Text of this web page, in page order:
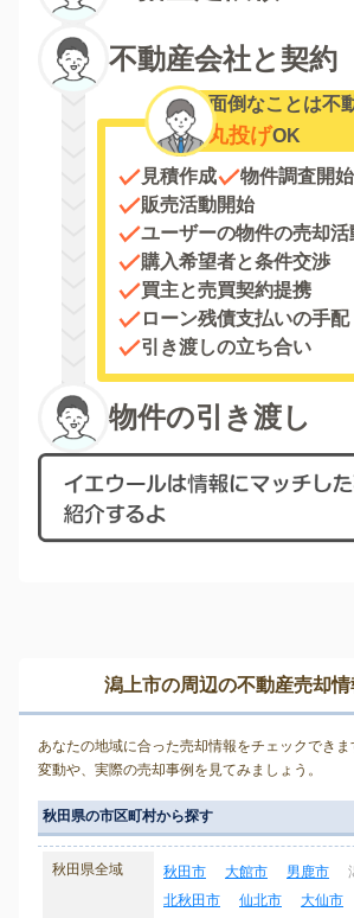
不動産会社と契約
面倒なことは不
丸投げOK
見積作成
物件調査開始
販売活動開始
ユーザーの物件の売却活
購入希望者と条件交渉
買主と売買契約提携
ローン残債支払いの手配
引き渡しの立ち合い
物件の引き渡し
潟上市の周辺の不動産売却
あなたの地域に合った売却情報をチェックでき
変動や、実際の売却事例を見てみましょう。
秋田県の市区町村から探す
秋田県全域 秋田市 大館市 男鹿市
北秋田市
仙北市 大仙市